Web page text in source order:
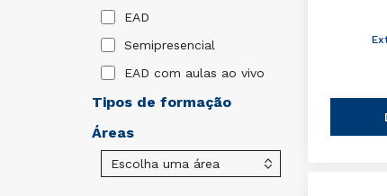
EAD
Semipresencial
EAD com aulas ao vivo
Tipos de formação
Áreas